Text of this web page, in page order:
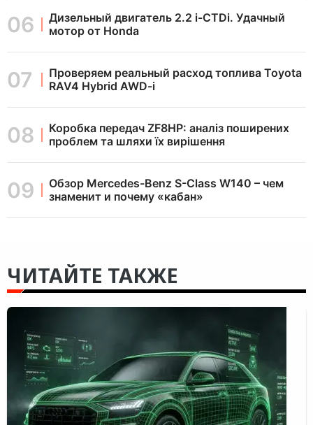
Дизельный двигатель 2.2 i-CTDi. Удачный
мотор от Honda
Проверяем реальный расход топлива Toyota
RAV4 Hybrid AWD-i
Коробка передач ZF8HP: аналіз поширених
проблем та шляхи їх вирішення
Обзор Mercedes-Benz S-Class W140 – чем
знаменит и почему «кабан»
ЧИТАЙТЕ ТАКЖЕ